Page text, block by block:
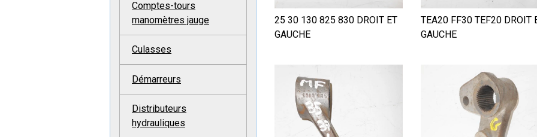
25 30 130 825 830 DROIT ET
GAUCHE
TEA20 FF30 TEF20 DROIT
GAUCHE
Comptes-tours
manomètres jauge
Culasses
Démarreurs
Distributeurs
hydrauliques